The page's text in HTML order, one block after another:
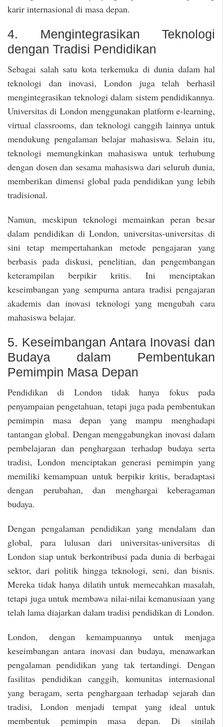
karir internasional di masa depan.
4. Mengintegrasikan Teknologi
dengan Tradisi Pendidikan
Sebagai salah satu kota terkemuka di dunia dalam hal
teknologi dan inovasi, London juga telah berhasil
mengintegrasikan teknologi dalam sistem pendidikannya.
Universitas di London menggunakan platform e-learning,
virtual classrooms, dan teknologi canggih lainnya untuk
mendukung pengalaman belajar mahasiswa. Selain itu,
teknologi memungkinkan mahasiswa untuk terhubung
dengan dosen dan sesama mahasiswa dari seluruh dunia,
memberikan dimensi global pada pendidikan yang lebih
tradisional.
Namun, meskipun teknologi memainkan peran besar
dalam pendidikan di London, universitas-universitas di
sini tetap mempertahankan metode pengajaran yang
berbasis pada diskusi, penelitian, dan pengembangan
keterampilan berpikir kritis. Ini menciptakan
keseimbangan yang sempurna antara tradisi pengajaran
akademis dan inovasi teknologi yang mengubah cara
mahasiswa belajar.
5. Keseimbangan Antara Inovasi dan
Budaya dalam Pembentukan
Pemimpin Masa Depan
Pendidikan di London tidak hanya fokus pada
penyampaian pengetahuan, tetapi juga pada pembentukan
pemimpin masa depan yang mampu menghadapi
tantangan global. Dengan menggabungkan inovasi dalam
pembelajaran dan penghargaan terhadap budaya serta
tradisi, London menciptakan generasi pemimpin yang
memiliki kemampuan untuk berpikir kritis, beradaptasi
dengan perubahan, dan menghargai keberagaman
budaya.
Dengan pengalaman pendidikan yang mendalam dan
global, para lulusan dari universitas-universitas di
London siap untuk berkontribusi pada dunia di berbagai
sektor, dari politik hingga teknologi, seni, dan bisnis.
Mereka tidak hanya dilatih untuk memecahkan masalah,
tetapi juga untuk membawa nilai-nilai kemanusiaan yang
telah lama diajarkan dalam tradisi pendidikan di London.
London, dengan kemampuannya untuk menjaga
keseimbangan antara inovasi dan budaya, menawarkan
pengalaman pendidikan yang tak tertandingi. Dengan
fasilitas pendidikan canggih, komunitas internasional
yang beragam, serta penghargaan terhadap sejarah dan
tradisi, London menjadi tempat yang ideal untuk
membentuk pemimpin masa depan. Di sinilah